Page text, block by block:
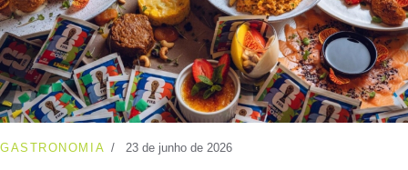
GASTRONOMIA 23 de junho de 2026